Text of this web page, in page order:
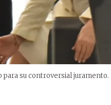
para su controversial juramento.